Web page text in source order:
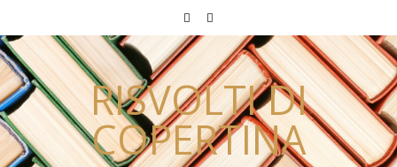
RISVOLTI DI
COPERTINA